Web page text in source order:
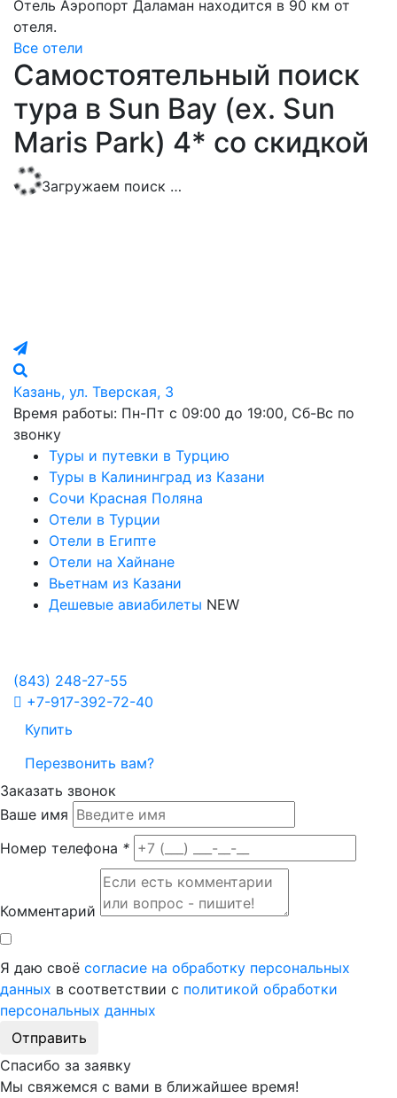
Отель Аэропорт Даламан находится в 90 км от
отеля.
Все отели
Самостоятельный поиск
тура в Sun Bay (ex. Sun
Maris Park) 4* со скидкой
Загружаем поиск …
Казань, ул. Тверская, 3
Время работы: Пн-Пт с 09:00 до 19:00, Сб-Вс по
звонку
Туры и путевки в Турцию
Туры в Калининград из Казани
Сочи Красная Поляна
Отели в Турции
Отели в Египте
Отели на Хайнане
Вьетнам из Казани
Дешевые авиабилеты NEW
(843) 248-27-55
+7-917-392-72-40
Купить
Перезвонить вам?
Заказать звонок
Ваше имя
Номер телефона *
Комментарий
Я даю своё согласие на обработку персональных
данных в соответствии с политикой обработки
персональных данных
Отправить
Спасибо за заявку
Мы свяжемся с вами в ближайшее время!